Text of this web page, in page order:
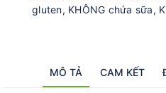
gluten, KHÔNG chứa sữa,
MÔ TẢ CAM KẾT